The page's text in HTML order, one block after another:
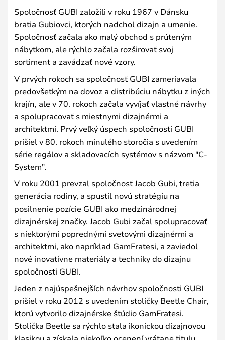
Spoločnosť GUBI založili v roku 1967 v Dánsku
bratia Gubiovci, ktorých nadchol dizajn a umenie.
Spoločnosť začala ako malý obchod s prúteným
nábytkom, ale rýchlo začala rozširovať svoj
sortiment a zavádzať nové vzory.
V prvých rokoch sa spoločnosť GUBI zameriavala
predovšetkým na dovoz a distribúciu nábytku z iných
krajín, ale v 70. rokoch začala vyvíjať vlastné návrhy
a spolupracovať s miestnymi dizajnérmi a
architektmi. Prvý veľký úspech spoločnosti GUBI
prišiel v 80. rokoch minulého storočia s uvedením
série regálov a skladovacích systémov s názvom "C-
System".
V roku 2001 prevzal spoločnosť Jacob Gubi, tretia
generácia rodiny, a spustil novú stratégiu na
posilnenie pozície GUBI ako medzinárodnej
dizajnérskej značky. Jacob Gubi začal spolupracovať
s niektorými poprednými svetovými dizajnérmi a
architektmi, ako napríklad GamFratesi, a zaviedol
nové inovatívne materiály a techniky do dizajnu
spoločnosti GUBI.
Jeden z najúspešnejších návrhov spoločnosti GUBI
prišiel v roku 2012 s uvedením stoličky Beetle Chair,
ktorú vytvorilo dizajnérske štúdio GamFratesi.
Stolička Beetle sa rýchlo stala ikonickou dizajnovou